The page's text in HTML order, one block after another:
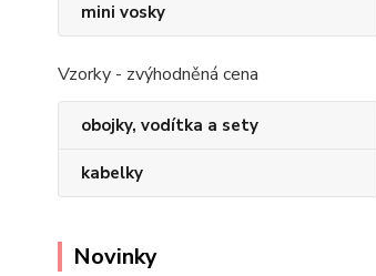
mini vosky
Vzorky - zvýhodněná cena
obojky, vodítka a sety
kabelky
Novinky